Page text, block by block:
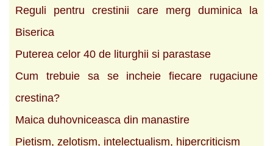
Reguli pentru crestinii care merg duminica la
Biserica
Puterea celor 40 de liturghii si parastase
Cum trebuie sa se incheie fiecare rugaciune
crestina?
Maica duhovniceasca din manastire
Pietism, zelotism, intelectualism, hipercriticism